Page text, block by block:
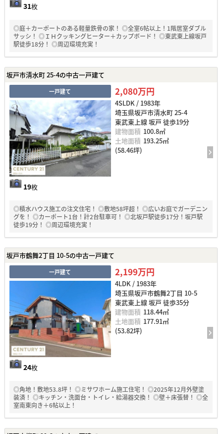
31枚
◎庭＋カーポートのある軽量鉄骨の家！ ◎全室6帖以上！1階居室ダブル
サッシ！ ◎ＩＨクッキングヒーター＋カップボード！ ◎東武東上線坂戸
駅徒歩18分！ ◎周辺環境充実！
坂戸市清水町 25-4の中古一戸建て
一戸建て
19枚
2,080万円
4SLDK / 1983年
埼玉県坂戸市清水町 25-4
東武東上線 坂戸 徒歩19分
建物面積 100.8㎡
土地面積 193.25㎡
(58.46坪)
◎積水ハウス施工の注文住宅！ ◎敷地58坪超！ ◎広いお庭でガーデニン
グを！ ◎カーポート1台！計2台駐車可！ ◎北坂戸駅徒歩17分！坂戸駅
徒歩19分！ ◎周辺環境充実！
坂戸市鶴舞2丁目 10-5の中古一戸建て
一戸建て
24枚
2,199万円
4LDK / 1983年
埼玉県坂戸市鶴舞2丁目 10-5
東武東上線 坂戸 徒歩35分
建物面積 118.44㎡
土地面積 177.91㎡
(53.82坪)
◎角地！敷地53.8坪！ ◎ミサワホーム施工住宅！ ◎2025年12月外壁塗
装済！ ◎キッチン・洗面台・トイレ・給湯器交換！ ◎壁＋床張替！ ◎全
室南東向き＋6帖以上！